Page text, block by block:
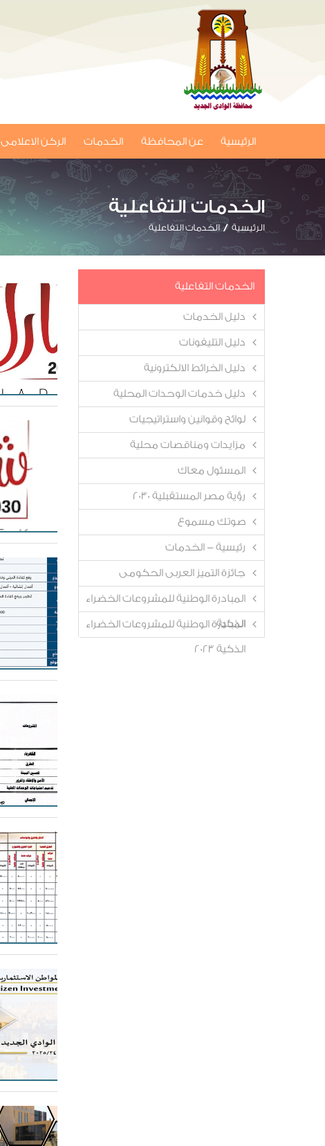
الرئيسية عن المحافظة الخدمات الركن الاعلامى
الخدمات التفاعلية
الرئيسية الخدمات التفاعلية
الخدمات التفاعلية
دليل الخدمات
دليل التليفونات
دليل الخرائط الالكترونية
دليل خدمات الوحدات المحلية
لوائح وقوانين واستراتيجيات
مزايدات ومناقصات محلية
المسئول معاك
رؤية مصر المستقبلية 2030
صوتك مسموع
رئيسية - الخدمات
جائزة التميز العربى الحكومى
المبادرة الوطنية للمشروعات الخضراء
الذكية
المبادرة الوطنية للمشروعات الخضراء
الذكية 2023